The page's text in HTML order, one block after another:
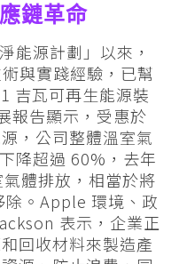
鏈革命
能源計劃」以來，
與實踐經驗，已幫
吉瓦可再生能源裝
報告顯示，受惠於
，公司整體溫室氣
降超過 60%，去年
體排放，相當於將
。Apple 環境、政
表示，企業正
回收材料來製造產